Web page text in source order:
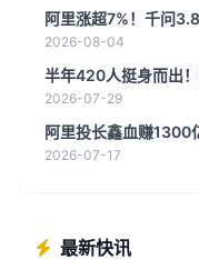
阿里涨超7%！千问
2026-08-04
半年420人挺身而出
2026-07-29
阿里投长鑫血赚1300
2026-07-17
最新快讯